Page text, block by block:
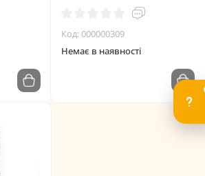
Код: 000000309
Немає в наявності